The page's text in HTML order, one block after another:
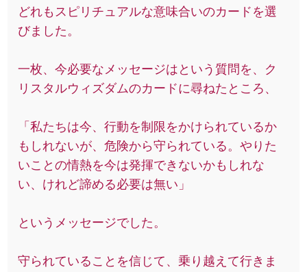
どれもスピリチュアルな意味合いのカードを選
びました。
一枚、今必要なメッセージはという質問を、ク
リスタルウィズダムのカードに尋ねたところ、
「私たちは今、行動を制限をかけられているか
もしれないが、危険から守られている。やりた
いことの情熱を今は発揮できないかもしれな
い、けれど諦める必要は無い」
というメッセージでした。
守られていることを信じて、乗り越えて行きま